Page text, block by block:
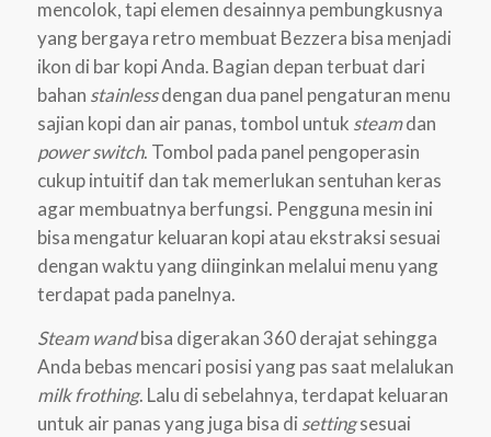
mencolok, tapi elemen desainnya pembungkusnya
yang bergaya retro membuat Bezzera bisa menjadi
ikon di bar kopi Anda. Bagian depan terbuat dari
bahan stainlessdengan dua panel pengaturan menu
sajian kopi dan air panas, tombol untuk steamdan
power switch. Tombol pada panel pengoperasin
cukup intuitif dan tak memerlukan sentuhan keras
agar membuatnya berfungsi. Pengguna mesin ini
bisa mengatur keluaran kopi atau ekstraksi sesuai
dengan waktu yang diinginkan melalui menu yang
terdapat pada panelnya.
Steam wandbisa digerakan 360 derajat sehingga
Anda bebas mencari posisi yang pas saat melalukan
milk frothing. Lalu di sebelahnya, terdapat keluaran
untuk air panas yang juga bisa di settingsesuai